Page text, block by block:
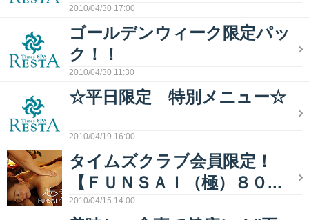
2010/04/30 17:00
ゴールデンウィーク限定パッ
ク！！
2010/04/30 11:30
☆平日限定 特別メニュー☆
2010/04/19 16:00
タイムズクラブ会員限定！
【ＦＵＮＳＡＩ（極）８０...
2010/04/15 14:00